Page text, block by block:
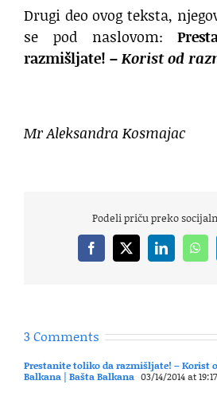
Drugi deo ovog teksta,
se pod naslovom:
razmišljate! –Korist od
Mr Aleksandra Kosmajac
Podeli priču preko
Facebook
X LinkedIn
3 Comments
Prestanite toliko da razmišljate! – Korist
Balkana | Bašta Balkana 03/14/2014 at 19:17